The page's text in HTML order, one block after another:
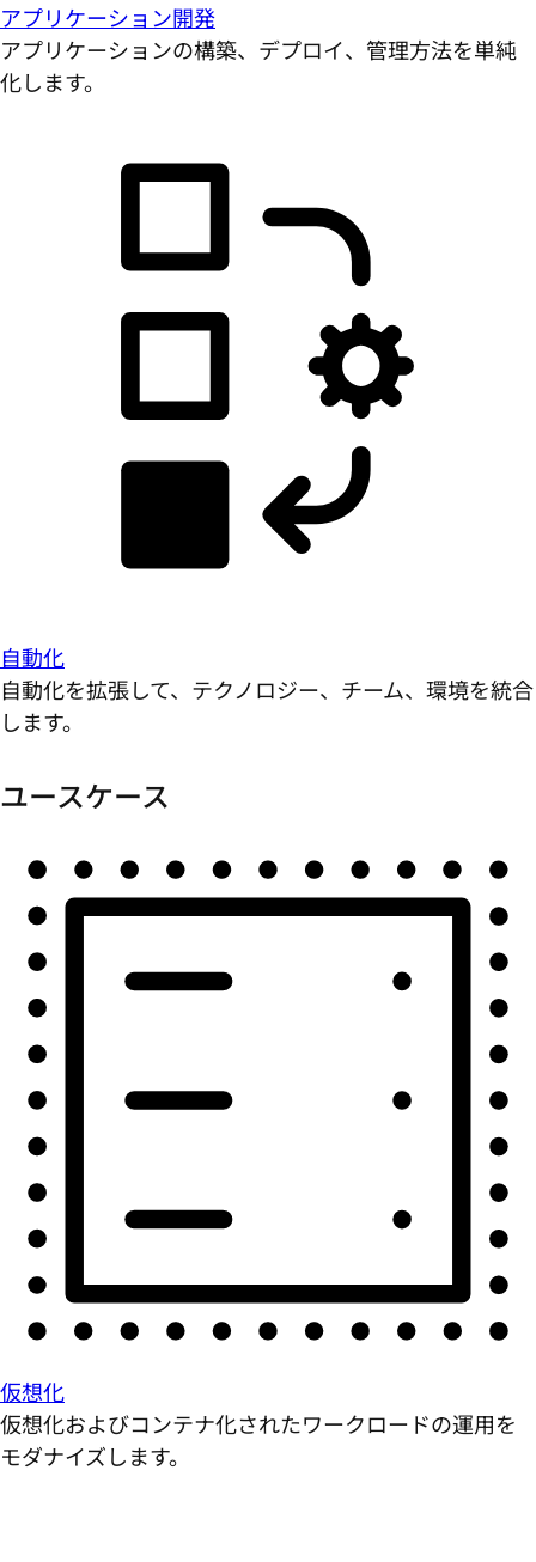
アプリケーション開発
アプリケーションの構築、デプロイ、管理方法を単純
化します。
自動化
自動化を拡張して、テクノロジー、チーム、環境を統合
します。
ユースケース
仮想化
仮想化およびコンテナ化されたワークロードの運用を
モダナイズします。